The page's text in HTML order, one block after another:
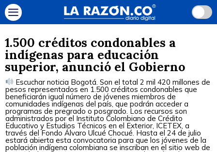
1.500 créditos condonables a
indígenas para educación
superior, anunció el Gobierno
Escuchar noticia Bogotá. Son el total 2 mil 420 millones de
pesos representados en 1.500 créditos condonables que
beneficiarán igual número de jóvenes miembros de
comunidades indígenas del país, que podrán acceder a
programas de pregrado o posgrado. Los recursos son
administrados por el Instituto Colombiano de Crédito
Educativo y Estudios Técnicos en el Exterior, ICETEX, a
través del Fondo Álvaro Ulcué Chocué. Hasta el 24 de julio
estará abierta esta convocatoria para que los jóvenes de la
población indígena colombiana se inscriban en el sitio web de